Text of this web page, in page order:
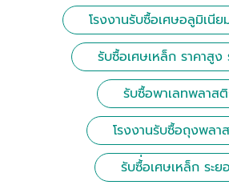
โรงงานรับซื้อเศษอลูมิเนีย
รับซื้อเศษเหล็ก ราคาสูง
รับซื้อพาเลทพลาส
โรงงานรับซื้อถุงพลา
รับซื้่อเศษเหล็ก ระย